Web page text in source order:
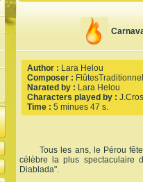
Author : Lara Helou
Composer :
Narated by : Lara Helou
Characters played by :
Time : 5 minues 47 s.
Tous les ans, le Pérou fête
célèbre la plus spectaculaire
Diablada".